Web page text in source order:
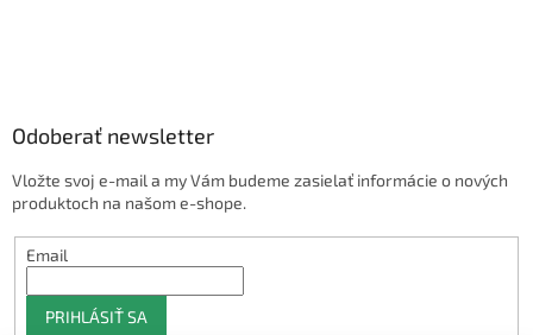
Odoberať newsletter
Vložte svoj e-mail a my Vám budeme zasielať informácie o nových
produktoch na našom e-shope.
Email
PRIHLÁSIŤ SA